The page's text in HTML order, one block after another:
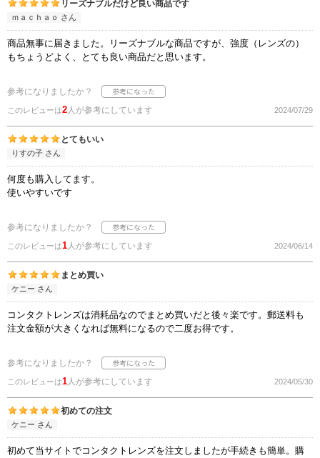
リーズナブルだけど良い商品です
ｍａｃｈａｏ さん
商品無事に届きました。リーズナブルな商品ですが、強度（レンズの）
もちょうどよく、とても良い商品だと思います。
参考になりましたか？
このレビューは2人が参考にしています 2024/07/29
とてもいい
りすの子 さん
何度も購入してます。
使いやすいです
参考になりましたか？
このレビューは1人が参考にしています 2024/06/14
まとめ買い
ケニー さん
コンタクトレンズは消耗品なのでまとめ買いだと後々楽です。郵送料も
注文金額が大きくなれば無料になるので二度お得です。
参考になりましたか？
このレビューは1人が参考にしています 2024/05/30
初めての注文
ケニー さん
初めて当サイトでコンタクトレンズを注文しましたが手続きも簡単。購